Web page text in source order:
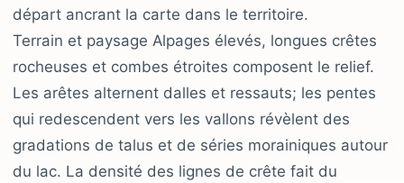
départ ancrant la carte dans le territoire.
Terrain et paysage Alpages élevés, longues crêtes
rocheuses et combes étroites composent le relief.
Les arêtes alternent dalles et ressauts; les pentes
qui redescendent vers les vallons révèlent des
gradations de talus et de séries morainiques autour
du lac. La densité des lignes de crête fait du